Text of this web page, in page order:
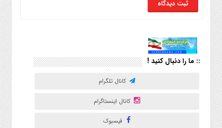
:: ما را دنبال کنید !
کانال تلگرام
کانال اینستاگرام
فیسبوک